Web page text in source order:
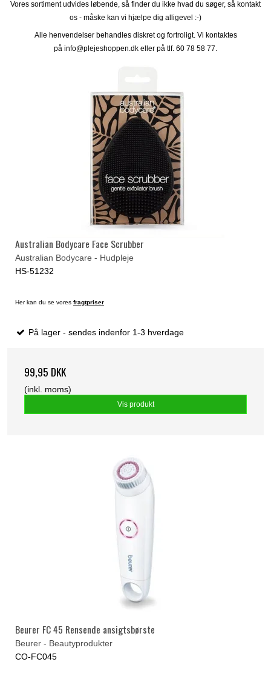
Vores sortiment udvides løbende, så finder du ikke hvad du søger, så kontakt
os - måske kan vi hjælpe dig alligevel :-)
Alle henvendelser behandles diskret og fortroligt. Vi kontaktes
på info@plejeshoppen.dk eller på tlf. 60 78 58 77.
Australian Bodycare Face Scrubber
Australian Bodycare - Hudpleje
HS-51232
Her kan du se vores fragtpriser
På lager - sendes indenfor 1-3 hverdage
99,95 DKK
(inkl. moms)
Vis produkt
Beurer FC 45 Rensende ansigtsbørste
Beurer - Beautyprodukter
CO-FC045